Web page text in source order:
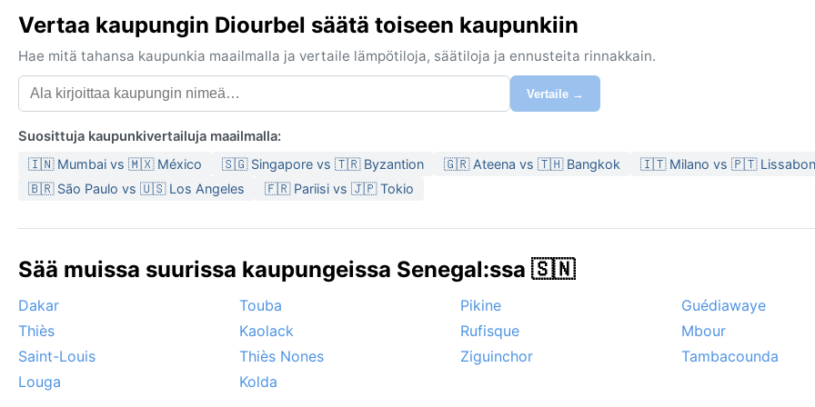
Vertaa kaupungin Diourbel säätä toiseen kaupunkiin
Hae mitä tahansa kaupunkia maailmalla ja vertaile lämpötiloja, säätiloja ja ennusteita rinnakkain.
Vertaile →
Suosittuja kaupunkivertailuja maailmalla:
🇮🇳 Mumbai vs 🇲🇽 México 🇸🇬 Singapore vs 🇹🇷 Byzantion 🇬🇷 Ateena vs 🇹🇭 Bangkok
🇮🇹 Milano vs 🇵🇹 Lissabon
🇧🇷 São Paulo vs 🇺🇸 Los Angeles
🇫🇷 Pariisi vs 🇯🇵 Tokio
Sää muissa suurissa kaupungeissa Senegal:ssa 🇸🇳
Dakar Touba Pikine
Guédiawaye
Thiès
Kaolack Rufisque
Mbour
Saint-Louis
Thiès Nones Ziguinchor
Tambacounda
Louga
Kolda